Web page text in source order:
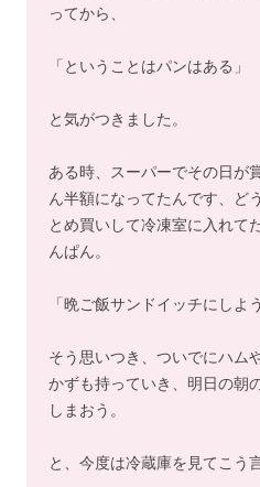
ってから、
「ということはパンはある」
と気がつきました。
ある時、スーパーでその日が
ん半額になってたんです、ど
とめ買いして冷凍室に入れて
んぱん。
「晩ご飯サンドイッチにしよ
そう思いつき、ついでにハム
かずも持っていき、明日の朝
しまおう。
と、今度は冷蔵庫を見てこう